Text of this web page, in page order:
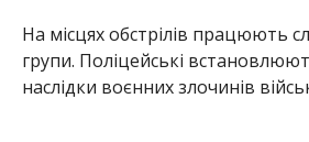
На місцях обстрілів працюють
групи. Поліцейські
наслідки воєнних злочинів